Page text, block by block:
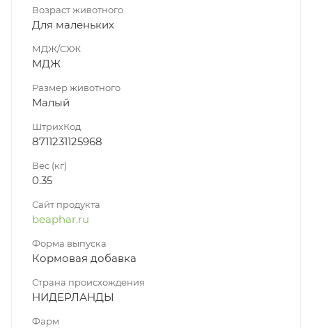
Возраст животного
Для маленьких
МДЖ/СХЖ
МДЖ
Размер животного
Малый
ШтрихКод
8711231125968
Вес (кг)
0.35
Сайт продукта
beaphar.ru
Форма выпуска
Кормовая добавка
Страна происхождения
НИДЕРЛАНДЫ
Фарм